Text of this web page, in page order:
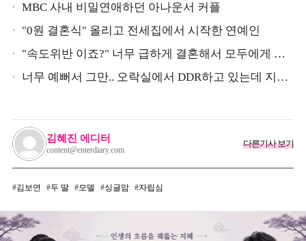
구 했다는 MBC 아나운서
MBC 사내 비밀연애하던 아나운서 커플
"0원 결혼식" 올리고 전세집에서 시작한 연예인
"속도위반 이죠?" 너무 급하게 결혼해서 모두에게 의
심 받았던 스타
너무 예뻐서 그만.. 오락실에서 DDR하고 있는데 지나
김혜진 에디터
content@enterdiary.com
다른기사 보기
김보연 두 딸 모델 싱글맘 자립심